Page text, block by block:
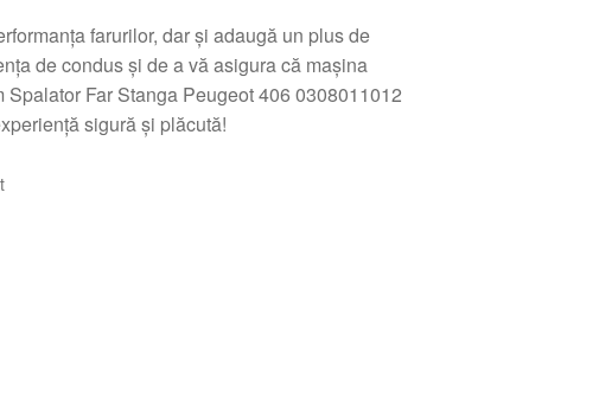
farurilor, dar și adaugă un plus de
de condus și de a vă asigura că mașina
Far Stanga Peugeot 406 0308011012
sigură și plăcută!